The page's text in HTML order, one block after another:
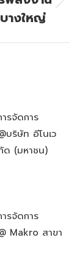
างใหญ่
รจัดการ
บริษัท อีโนเว
ด (มหาชน)
รจัดการ
Makro สาขา